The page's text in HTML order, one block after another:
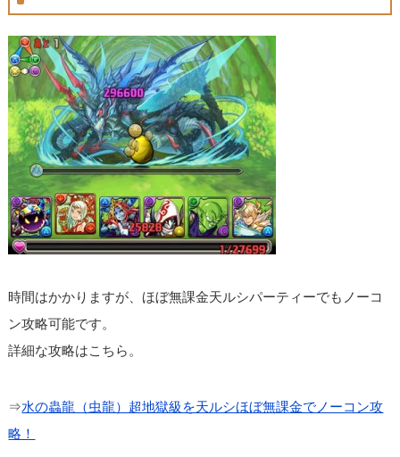
時間はかかりますが、ほぼ無課金天ルシパーティーでもノーコ
ン攻略可能です。
詳細な攻略はこちら。
⇒水の蟲龍（虫龍）超地獄級を天ルシほぼ無課金でノーコン攻
略！